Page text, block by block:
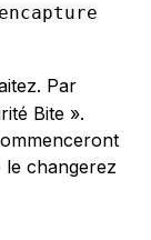
Par
Bite ».
changerez